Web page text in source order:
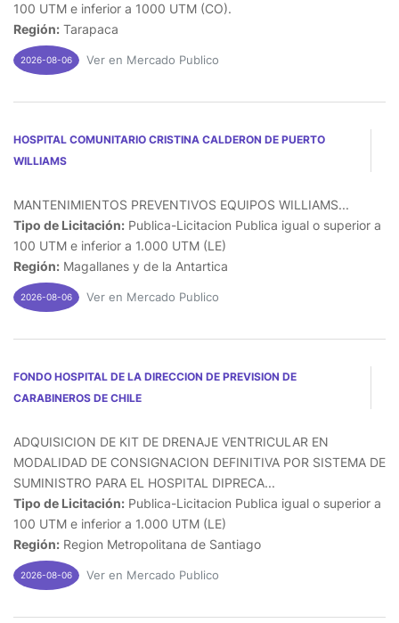
100 UTM e inferior a 1000 UTM (CO).
Región: Tarapaca
2026-08-06 Ver en Mercado Publico
HOSPITAL COMUNITARIO CRISTINA CALDERON DE PUERTO
WILLIAMS
MANTENIMIENTOS PREVENTIVOS EQUIPOS WILLIAMS...
Tipo de Licitación: Publica-Licitacion Publica igual o superior a
100 UTM e inferior a 1.000 UTM (LE)
Región: Magallanes y de la Antartica
2026-08-06 Ver en Mercado Publico
FONDO HOSPITAL DE LA DIRECCION DE PREVISION DE
CARABINEROS DE CHILE
ADQUISICION DE KIT DE DRENAJE VENTRICULAR EN
MODALIDAD DE CONSIGNACION DEFINITIVA POR SISTEMA DE
SUMINISTRO PARA EL HOSPITAL DIPRECA...
Tipo de Licitación: Publica-Licitacion Publica igual o superior a
100 UTM e inferior a 1.000 UTM (LE)
Región: Region Metropolitana de Santiago
2026-08-06 Ver en Mercado Publico